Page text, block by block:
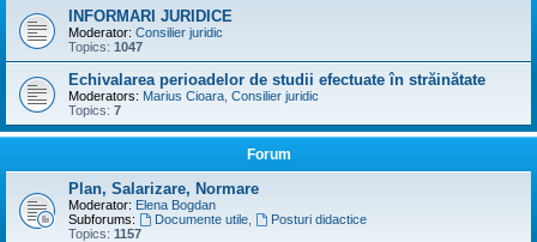
INFORMARI JURIDICE
Moderator: Consilier juridic
Topics: 1047
Echivalarea perioadelor de studii efectuate în străinătate
Moderators: Marius Cioara Consilier juridic
Topics: 7
Forum
Plan, Salarizare, Normare
Moderator: Elena Bogdan
Subforums:
Documente utile,
Posturi didactice
Topics: 1157